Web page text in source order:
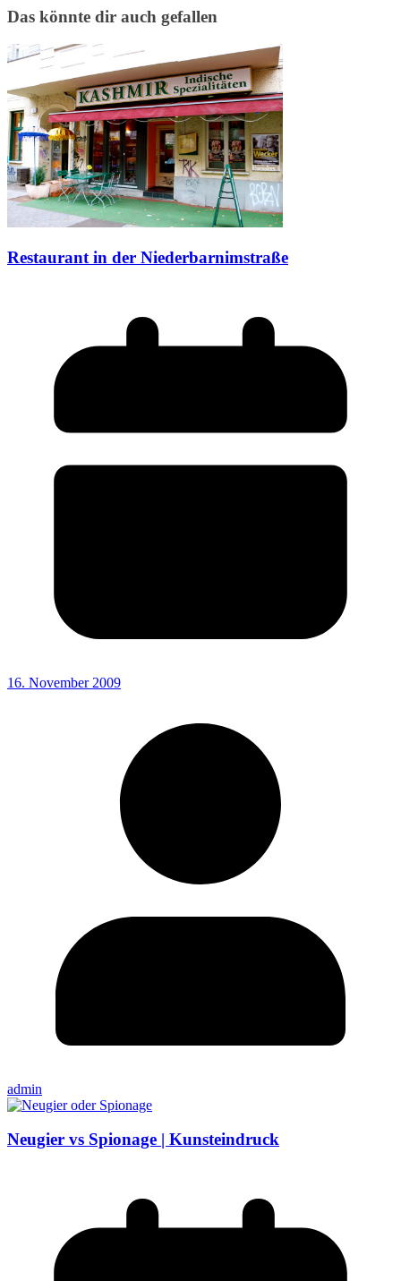
Das könnte dir auch gefallen
Restaurant in der Niederbarnimstraße
16. November 2009
admin
Neugier vs Spionage | Kunsteindruck